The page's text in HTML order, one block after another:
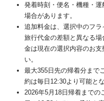
発着時刻・便名・機種・
場合があります。
追加料金は、選択中のフ
旅行代金の差額と異なる
金は現在の選択内容のお
い。
最大355日先の帰着分まで
約は毎日12:30より可能とな
2026年5月18日帰着まで